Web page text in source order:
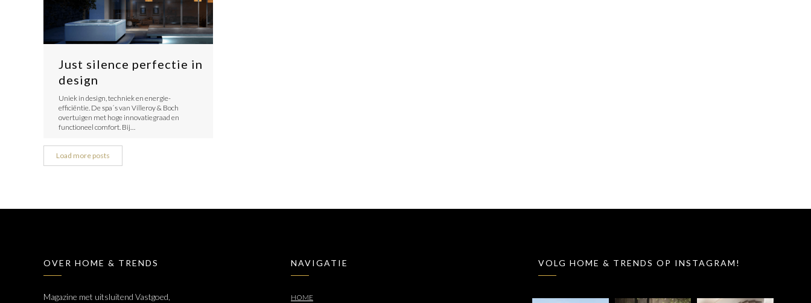
Just silence perfectie in
design
Uniek in design, techniek en energie-
efficiëntie. De spa´s van Villeroy & Boch
overtuigen met hoge innovatiegraad en
functioneel comfort. Bij…
Load more posts
OVER HOME & TRENDS
Magazine met uitsluitend Vastgoed,
NAVIGATIE
HOME
VOLG HOME & TRENDS OP INSTAGRAM!